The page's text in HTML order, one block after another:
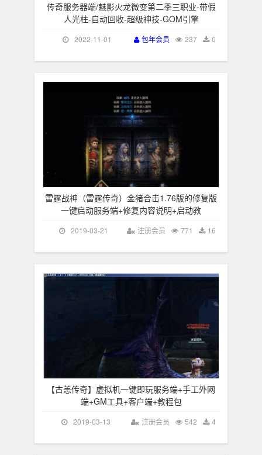
传奇服务器端/魅影火龙微变第二季三职业-带假
人光柱-自动回收-超级神技-GOM引擎
2022-11-01 0
237
包年会员
雷霆战神（雷霆传奇）金猪合击1.76版的修复版
一键启动服务端+修复内容说明+启动教
2019-03-21 16
771
注册会员
【古恙传奇】虚拟机一键即玩服务端+手工外网
端+GM工具+客户端+教程包
2019-03-13 4
542
注册会员